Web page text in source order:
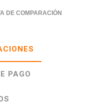
DE COMPARACIÓN
PAGO